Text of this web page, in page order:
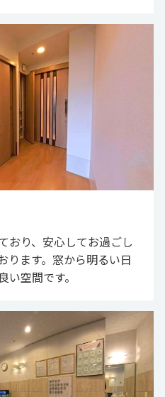
おり、安心してお過ごし
ります。窓から明るい日
空間です。